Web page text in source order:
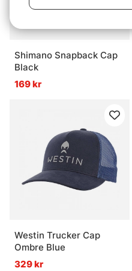
Shimano Snapback Cap
Black
169 kr
Westin Trucker Cap
Ombre Blue
329 kr